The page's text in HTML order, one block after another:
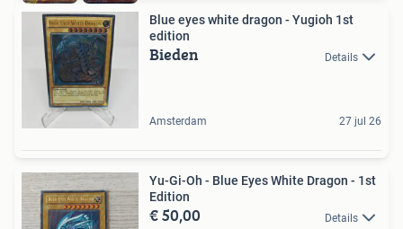
Blue eyes white dragon - Yugioh 1st
edition
Bieden Details
Amsterdam 27 jul 26
Yu-Gi-Oh - Blue Eyes White Dragon - 1st
Edition
€ 50,00 Details